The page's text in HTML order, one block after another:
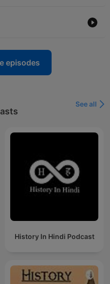
episodes
See all
History In Hindi Podcast